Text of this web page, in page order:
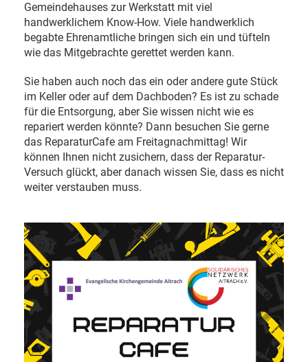
Gemeindehauses zur Werkstatt mit viel
handwerklichem Know-How. Viele handwerklich
begabte Ehrenamtliche bringen sich ein und tüfteln
wie das Mitgebrachte gerettet werden kann.
Sie haben auch noch das ein oder andere gute Stück
im Keller oder auf dem Dachboden? Es ist zu schade
für die Entsorgung, aber Sie wissen nicht wie es
repariert werden könnte? Dann besuchen Sie gerne
das ReparaturCafe am Freitagnachmittag! Wir
können Ihnen nicht zusichern, dass der Reparatur-
Versuch glückt, aber danach wissen Sie, dass es nicht
weiter verstauben muss.